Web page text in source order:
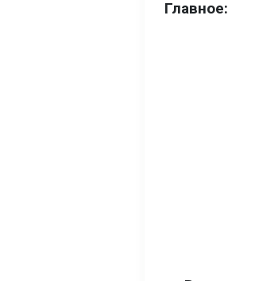
Главное: